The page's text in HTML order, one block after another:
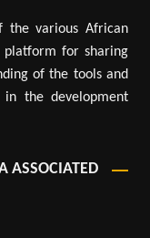
the various African
platform for sharing
of the tools and
the development